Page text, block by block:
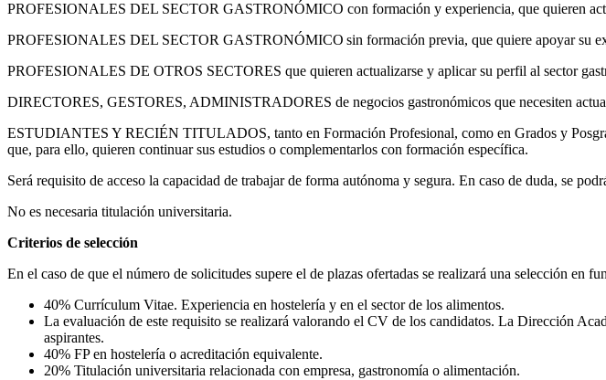
PROFESIONALES DEL SECTOR GASTRONÓMICO con formación y experiencia, que quieren
PROFESIONALES DEL SECTOR GASTRONÓMICO sin formación previa, que quiere apoyar su
PROFESIONALES DE OTROS SECTORES que quieren actualizarse y aplicar su perfil al sector
DIRECTORES, GESTORES, ADMINISTRADORES de negocios gastronómicos que necesiten
ESTUDIANTES Y RECIÉN TITULADOS, tanto en Formación Profesional, como en Grados y
que, para ello, quieren continuar sus estudios o complementarlos con formación específica.
Será requisito de acceso la capacidad de trabajar de forma autónoma y segura. En caso de duda, se
No es necesaria titulación universitaria.
Criterios de selección
En el caso de que el número de solicitudes supere el de plazas ofertadas se realizará una selección en
40% Currículum Vitae. Experiencia en hostelería y en el sector de los alimentos.
La evaluación de este requisito se realizará valorando el CV de los candidatos. La Dirección
aspirantes.
40% FP en hostelería o acreditación equivalente.
20% Titulación universitaria relacionada con empresa, gastronomía o alimentación.